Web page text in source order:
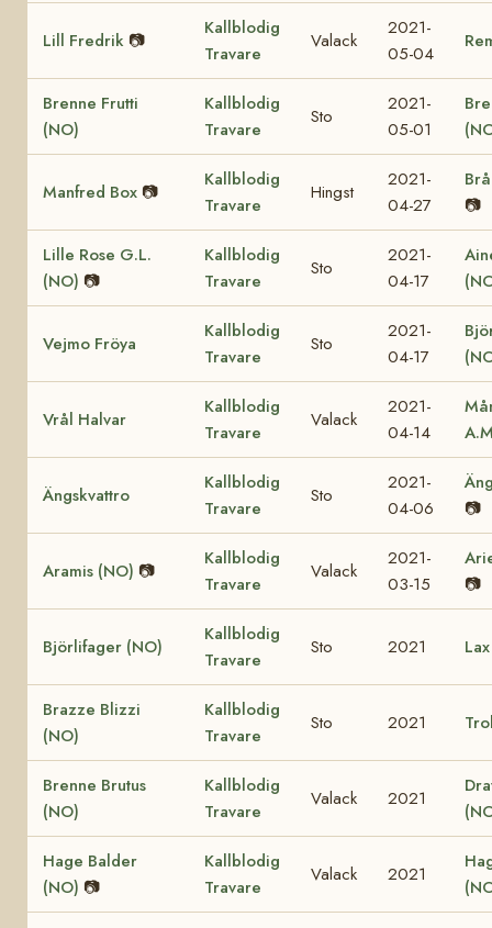
Lill Fredrik 📷
Kallblodig
Travare
Valack
2021-
05-04
Brenne Frutti
(NO)
Kallblodig
Travare
Sto
2021-
05-01
Manfred Box 📷
Kallblodig
Travare
Hingst
2021-
04-27
📷
Lille Rose G.L.
(NO) 📷
Kallblodig
Travare
Sto
2021-
04-17
Vejmo Fröya
Kallblodig
Travare
Sto
2021-
04-17
Vrål Halvar
Kallblodig
Travare
Valack
2021-
04-14
Ängskvattro
Kallblodig
Travare
Sto
2021-
04-06
📷
Aramis (NO) 📷
Kallblodig
Travare
Valack
2021-
03-15
📷
Björlifager (NO)
Kallblodig
Travare
Sto 2021
Brazze Blizzi
(NO)
Kallblodig
Travare
Sto 2021
Brenne Brutus
(NO)
Kallblodig
Travare
Valack 2021
Hage Balder
(NO) 📷
Kallblodig
Travare
Valack 2021